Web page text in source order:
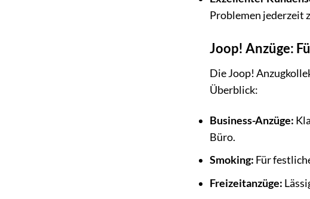
Problemen jederzeit
Joop! Anzüge:
Die Joop!
Überblick:
Business-Anzüge:
Büro.
Smoking: Für
Freizeitanzüge: